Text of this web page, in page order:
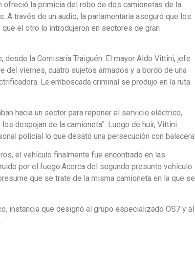
ofreció la primicia del robo de dos camionetas de la
través de un audio, la parlamentaria aseguró que los
el otro lo introdujeron en sectores de gran
la Comisaría Traiguén. El mayor Aldo Vittini, jefe
del viernes, cuatro sujetos armados y a bordo de una
La emboscada criminal se produjo en la ruta
hacia un sector para reponer el servicio eléctrico,
despojan de la camioneta”. Luego de huir, Vittini
policial lo que desató una persecución con balacera.
el vehículo finalmente fue encontrado en las
por el fuego.Acerca del segundo presunto vehículo
que se trate de la misma camioneta en la que se
instancia que designó al grupo especializado OS7 y al